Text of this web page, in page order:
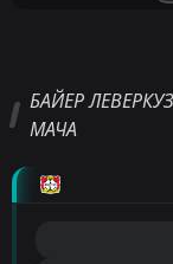
БАЙЕР
МАЧА